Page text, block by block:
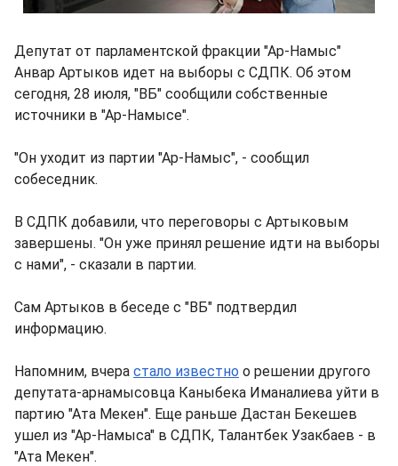
Депутат от парламентской фракции "Ар-Намыс"
Анвар Артыков идет на выборы с СДПК. Об этом
сегодня, 28 июля, "ВБ" сообщили собственные
источники в "Ар-Намысе".
"Он уходит из партии "Ар-Намыс", - сообщил
собеседник.
В СДПК добавили, что переговоры с Артыковым
завершены. "Он уже принял решение идти на выборы
с нами", - сказали в партии.
Сам Артыков в беседе с "ВБ" подтвердил
информацию.
Напомним, вчера стало известно о решении другого
депутата-арнамысовца Каныбека Иманалиева уйти в
партию "Ата Мекен". Еще раньше Дастан Бекешев
ушел из "Ар-Намыса" в СДПК, Талантбек Узакбаев - в
"Ата Мекен".